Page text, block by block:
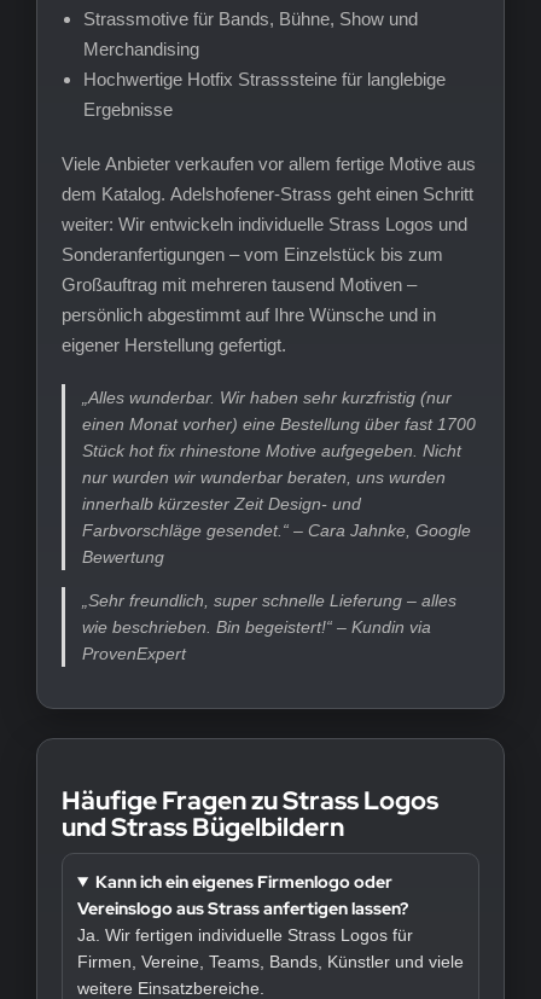
Strassmotive für Bands, Bühne, Show und
Merchandising
Hochwertige Hotfix Strasssteine für langlebige
Ergebnisse
Viele Anbieter verkaufen vor allem fertige Motive aus
dem Katalog. Adelshofener-Strass geht einen Schritt
weiter: Wir entwickeln individuelle Strass Logos und
Sonderanfertigungen – vom Einzelstück bis zum
Großauftrag mit mehreren tausend Motiven –
persönlich abgestimmt auf Ihre Wünsche und in
eigener Herstellung gefertigt.
„Alles wunderbar. Wir haben sehr kurzfristig (nur
einen Monat vorher) eine Bestellung über fast 1700
Stück hot fix rhinestone Motive aufgegeben. Nicht
nur wurden wir wunderbar beraten, uns wurden
innerhalb kürzester Zeit Design- und
Farbvorschläge gesendet.“ – Cara Jahnke, Google
Bewertung
„Sehr freundlich, super schnelle Lieferung – alles
wie beschrieben. Bin begeistert!“ – Kundin via
ProvenExpert
Häufige Fragen zu Strass Logos
und Strass Bügelbildern
Kann ich ein eigenes Firmenlogo oder
Vereinslogo aus Strass anfertigen lassen?
Ja. Wir fertigen individuelle Strass Logos für
Firmen, Vereine, Teams, Bands, Künstler und viele
weitere Einsatzbereiche.